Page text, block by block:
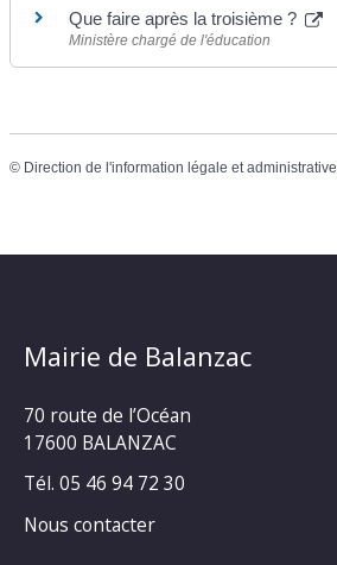
Que faire après la troisième ?
Ministère chargé de l'éducation
© Direction de l'information légale et administrative
Mairie de Balanzac
70 route de l’Océan
17600 BALANZAC
Tél. 05 46 94 72 30
Nous contacter